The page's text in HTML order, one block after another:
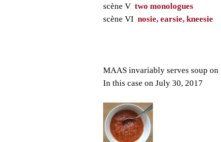
scène V two monologues
scène VI nosie, earsie, kneesie
MAAS invariably serves soup on
In this case on July 30, 2017